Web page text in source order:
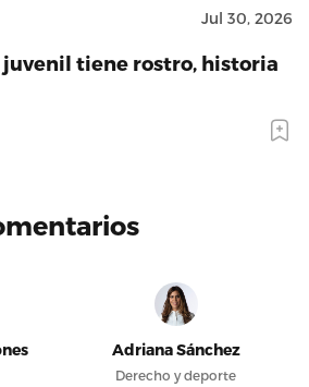
Jul 30, 2026
tiene rostro, historia
Adriana Sánchez
Derecho y deporte